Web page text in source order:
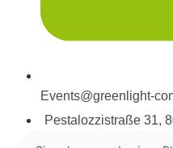
Events@greenlight-
Pestalozzistraße 31,